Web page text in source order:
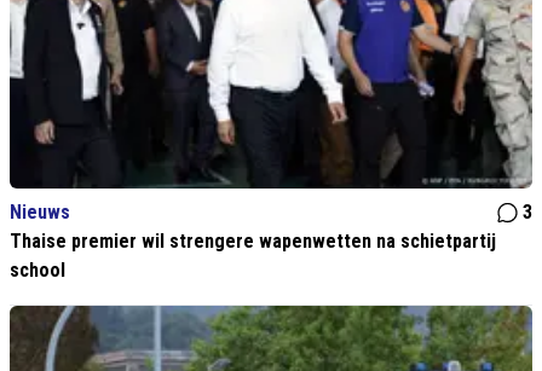
Nieuws
3
Thaise premier wil strengere wapenwetten na schietpartij
school